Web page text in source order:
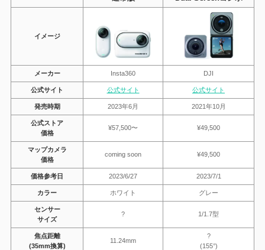
イメージ
メーカー Insta360 DJI
公式サイト 公式サイト 公式サイト
発売時期 2023年6月 2021年10月
公式ストア
価格
¥57,500〜 ¥49,500
マップカメラ
価格
coming soon ¥49,500
価格参考日 2023/6/27 2023/7/1
カラー ホワイト グレー
センサー
サイズ
? 1/1.7型
焦点距離
(35mm換算)
11.24mm
?
(155°)